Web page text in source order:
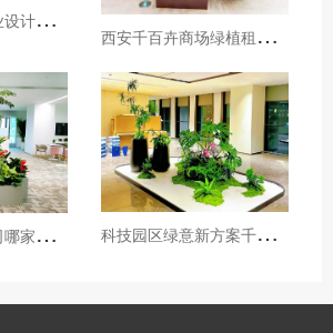
西
安千百卉用专业设计打造城市楼顶花园新地标，西安绿植租赁公司推荐 西
安千百卉商场绿植租摆一站式服务,用绿意重塑商业空间
西
安绿植租赁公司哪家好，西安千百卉用绿植为高新软件园打造绿色办公 科
技园区绿意新方案千百卉精准服务西安软件园